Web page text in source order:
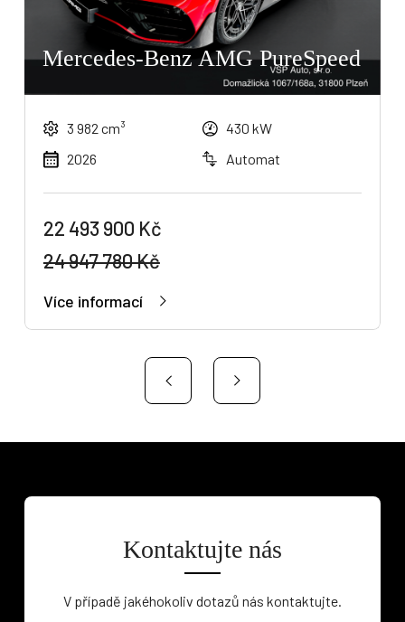
Mercedes-Benz AMG PureSpeed
3 982 cm³
430 kW
2026
Automat
22 493 900 Kč
24 947 780 Kč
Více informací
Kontaktujte nás
V případě jakéhokoliv dotazů nás kontaktujte.